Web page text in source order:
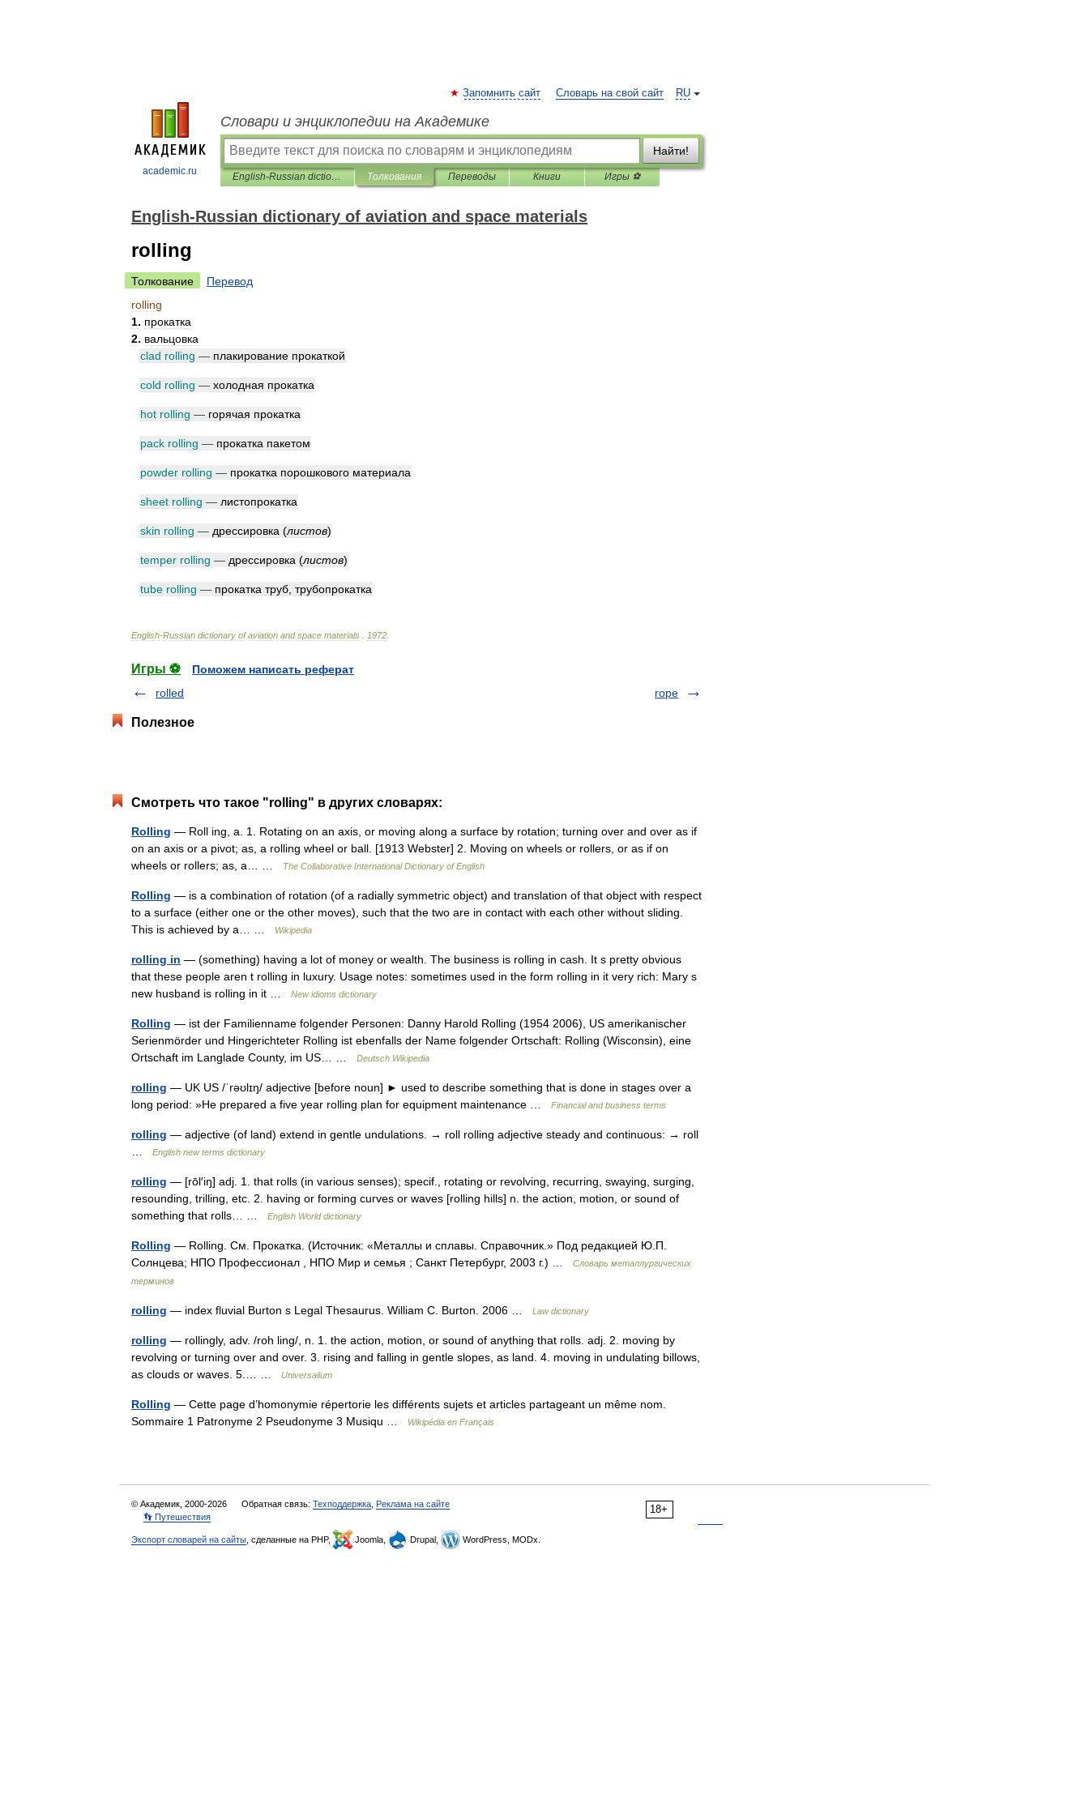
academic.ru
RU
Запомнить сайт Словарь на свой сайт
Словари и энциклопедии на Академике
Найти!
English-Russian dictionary of aviation and space materials Толкования Переводы Книги Игры ⚽
English-Russian dictionary of aviation and space materials
rolling
Толкование
Перевод
rolling
1. прокатка
2. вальцовка
clad rolling — плакирование прокаткой
cold rolling — холодная прокатка
hot rolling — горячая прокатка
pack rolling — прокатка пакетом
powder rolling — прокатка порошкового материала
sheet rolling — листопрокатка
skin rolling — дрессировка (листов)
temper rolling — дрессировка (листов)
tube rolling — прокатка труб трубопрокатка
English-Russian dictionary of aviation and space materials 1972
Игры ⚽
Поможем написать реферат
rolled
rope
Полезное
Смотреть что такое "rolling" в других словарях:
Rolling — Roll ing, a. 1. Rotating on an axis, or moving along a surface by rotation; turning over and over as if
on an axis or a pivot; as, a rolling wheel or ball. [1913 Webster] 2. Moving on wheels or rollers, or as if on
wheels or rollers; as, a… …
The Collaborative International Dictionary of English
Rolling — is a combination of rotation (of a radially symmetric object) and translation of that object with respect
to a surface (either one or the other moves), such that the two are in contact with each other without sliding.
This is achieved by a… …
Wikipedia
rolling in — (something) having a lot of money or wealth. The business is rolling in cash. It s pretty obvious
that these people aren t rolling in luxury. Usage notes: sometimes used in the form rolling in it very rich: Mary s
new husband is rolling in it …
New idioms dictionary
Rolling — ist der Familienname folgender Personen: Danny Harold Rolling (1954 2006), US amerikanischer
Serienmörder und Hingerichteter Rolling ist ebenfalls der Name folgender Ortschaft: Rolling (Wisconsin), eine
Ortschaft im Langlade County, im US… …
Deutsch Wikipedia
rolling — UK US /ˈrəʊlɪŋ/ adjective [before noun] ► used to describe something that is done in stages over a
long period: »He prepared a five year rolling plan for equipment maintenance …
Financial and business terms
rolling — adjective (of land) extend in gentle undulations. → roll rolling adjective steady and continuous: → roll
English new terms dictionary
rolling — [rōl′iŋ] adj. 1. that rolls (in various senses); specif., rotating or revolving, recurring, swaying, surging,
resounding, trilling, etc. 2. having or forming curves or waves [rolling hills] n. the action, motion, or sound of
something that rolls… …
English World dictionary
Rolling — Rolling. См. Прокатка. (Источник: «Металлы и сплавы. Справочник.» Под редакцией Ю.П.
Солнцева; НПО Профессионал , НПО Мир и семья ; Санкт Петербург, 2003 г.) …
Словарь металлургических
терминов
rolling — index fluvial Burton s Legal Thesaurus. William C. Burton. 2006 … Law dictionary
rolling — rollingly, adv. /roh ling/, n. 1. the action, motion, or sound of anything that rolls. adj. 2. moving by
revolving or turning over and over. 3. rising and falling in gentle slopes, as land. 4. moving in undulating billows,
as clouds or waves. 5.… …
Universalium
Rolling — Cette page d’homonymie répertorie les différents sujets et articles partageant un même nom.
Sommaire 1 Patronyme 2 Pseudonyme 3 Musiqu …
Wikipédia en Français
18+
© Академик, 2000-2026 Обратная связь: Техподдержка Реклама на сайте
👣 Путешествия
Экспорт словарей на сайты , сделанные на PHP, Joomla, Drupal, WordPress, MODx.